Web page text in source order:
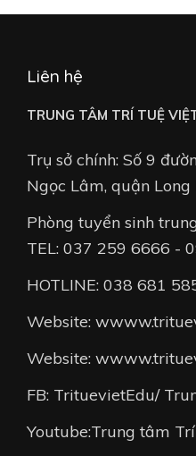
Liên hệ
TRUNG TÂM TRÍ TUỆ
Trụ sở chính: Số 9
Ngọc Lâm, quận
Phòng tuyển sinh
TEL: 037 259 6666 -
HOTLINE: 038 681
Website:
Website:
FB: TrituevietEdu/
Youtube:Trung tâm